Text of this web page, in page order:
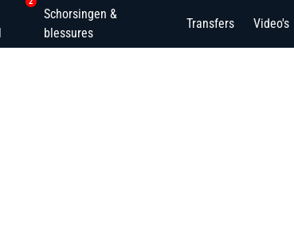
Schorsingen &
blessures
Transfers Video's